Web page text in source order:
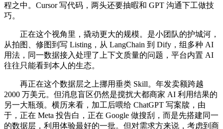
程之中。Cursor 写代码，两头还要抽暇和 GPT 沟通下工做技
巧。
正在这个视角里，撬动更大的规模。是小团队的护城河，
从拍图、修图到写 Listing，从 LangChain 到 Dify，组多种 AI
用法，同一数据接入处理了上下文质量的问题，平台内置 AI
往往只能看到本人的生态。
再正在这个数据层之上挪用垂类 Skill。年发卖额跨越
2000 万美元。但消息盲区仍然是搅扰大都商家 AI 利用结果的
另一大瓶颈。横历来看，加工后喂给 ChatGPT 写案牍，由
于，正在 Meta 投告白，正在 Google 做搜刮，而是先搭建同一
的数据层，利用体验最好的一批。但对需求方来说，考虑到商